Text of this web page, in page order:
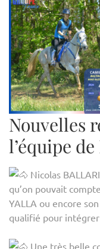
Nouvelles
l’équipe
Nicolas
qu’on pouvait
YALLA ou encore
qualifié pour intégrer
Une très belle